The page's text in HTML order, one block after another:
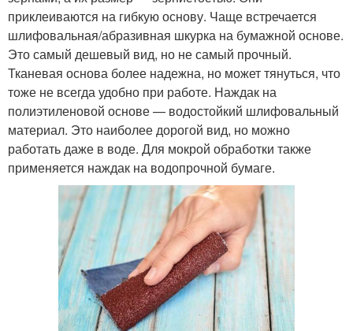
приклеиваются на гибкую основу. Чаще встречается
шлифовальная/абразивная шкурка на бумажной основе.
Это самый дешевый вид, но не самый прочный.
Тканевая основа более надежна, но может тянуться, что
тоже не всегда удобно при работе. Наждак на
полиэтиленовой основе — водостойкий шлифовальный
материал. Это наиболее дорогой вид, но можно
работать даже в воде. Для мокрой обработки также
применяется наждак на водопрочной бумаге.